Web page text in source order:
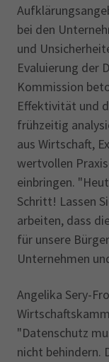
bei den
und
Evaluierung der
Kommission
Effektivität und
frühzeitig
aus Wirtschaft,
wertvollen
einbringen.
Schritt! Lassen
arbeiten, dass
für unsere
Unternehmen
Angelika Sery-
"Datenschutz
nicht behindern.